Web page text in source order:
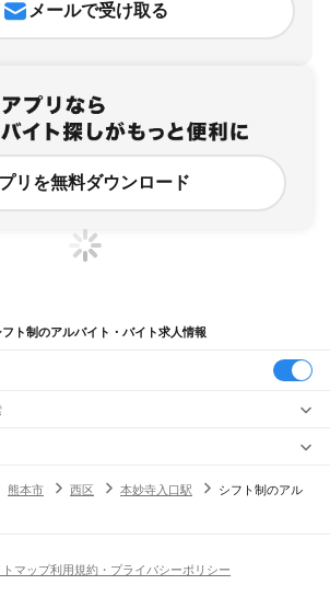
メールで受け取る
リを無料ダウンロード
ト制のアルバイト・バイト求人情報
下益城郡玉名郡菊池郡阿蘇郡上益城郡八代郡
べて
スタッフ
熊本市 西区 本妙寺入口駅
シフト制のアル
トマップ利用規約・プライバシーポリシー